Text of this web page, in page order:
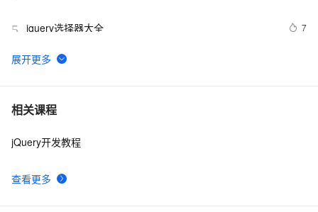
5 jquery选择器大全 7
6
jQuery技术内幕：深入解析jQuery架构设计与实现原
7 jquery 图片滚动特效制作 slide 图片类似窗帘式滚动
8 jQuery使用手册之动态效果(6)
9 Jquery checkbox全选，反选，全不选实例
相关课程
查看更多
jQuery开发教程